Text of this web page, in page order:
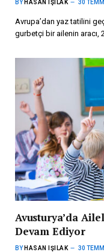
BY HASAN IŞILAK 30
Avrupa’dan yaz tatilini
gurbetçi bir ailenin aracı,
Avusturya’da
Devam Ediyor
BY HASAN IŞILAK 30